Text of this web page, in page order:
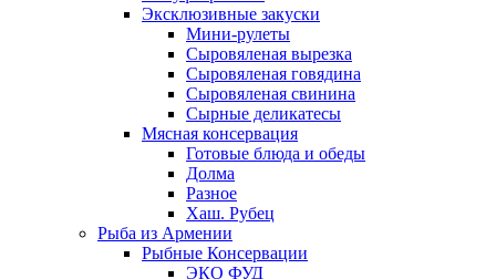
Эксклюзивные закуски
Мини-рулеты
Сыровяленая вырезка
Сыровяленая говядина
Сыровяленая свинина
Сырные деликатесы
Мясная консервация
Готовые блюда и обеды
Долма
Разное
Хаш. Рубец
Рыба из Армении
Рыбные Консервации
ЭКО ФУД